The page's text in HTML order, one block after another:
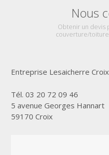
Nous
Obtenir un devis
couverture/
Entreprise Lesaicherre
Tél. 03 20 72 09 46
5 avenue Georges Hannart
59170 Croix